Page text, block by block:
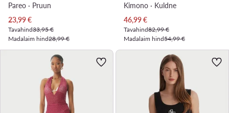
Pareo · Pruun
Praegune hind
23,99€
Tavahind33,95 €
Madalaim hind28,99 €
Kimono · Kuldne
Praegune hind
46,99€
Tavahind82,99 €
Madalaim hind54,99 €